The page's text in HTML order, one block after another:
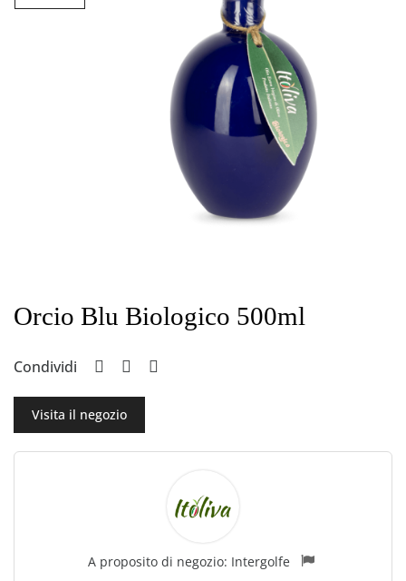
Orcio Blu Biologico 500ml
Condividi
Visita il negozio
A proposito di negozio: Intergolfe